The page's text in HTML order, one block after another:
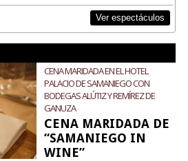
Ver espectáculos
CENA MARIDADA EN EL HOTEL
PALACIO DE SAMANIEGO CON
BODEGAS ALÚTIZ Y REMÍREZ DE
GANUZA
CENA MARIDADA DE
“SAMANIEGO IN
WINE”